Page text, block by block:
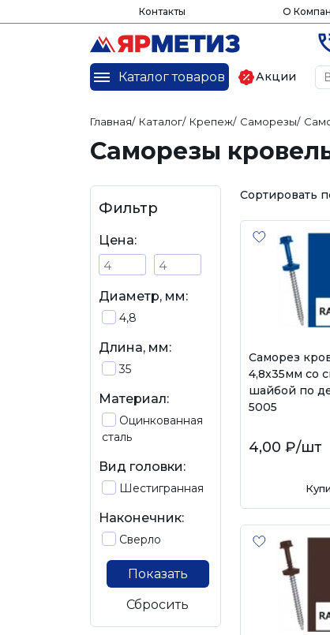
Контакты О
Каталог товаров Акции
Главная/ Каталог/ Крепеж/ Саморезы/
Саморезы
Фильтр
Цена:
Диаметр, мм:
4,8
Длина, мм:
35
Материал:
Оцинкованная
сталь
Вид головки:
Шестигранная
Наконечник:
Сверло
Показать
Сбросить
Сортировать
Саморез
4,8х35мм со
шайбой по
5005
4,00 ₽/шт